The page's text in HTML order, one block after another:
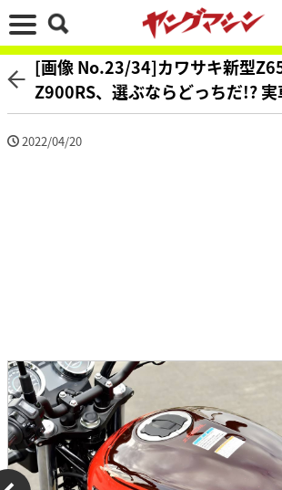
[画像 No.23/34]カワサキ新型
Z900RS、選ぶならどっちだ!?
2022/04/20